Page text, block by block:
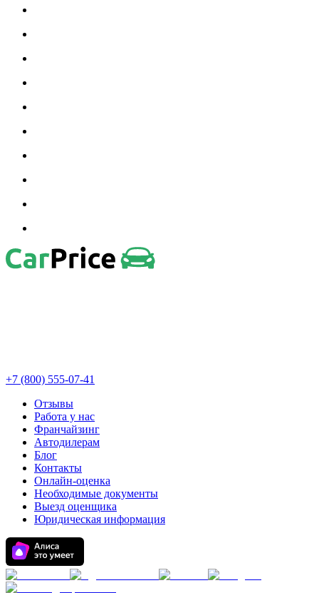
+7 (800) 555-07-41
Отзывы
Работа у нас
Франчайзинг
Автодилерам
Блог
Контакты
Онлайн-оценка
Необходимые документы
Выезд оценщика
Юридическая информация